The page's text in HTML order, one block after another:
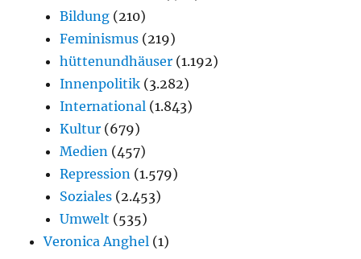
Bildung (210)
Feminismus (219)
hüttenundhäuser (1.192)
Innenpolitik (3.282)
International (1.843)
Kultur (679)
Medien (457)
Repression (1.579)
Soziales (2.453)
Umwelt (535)
Veronica Anghel (1)